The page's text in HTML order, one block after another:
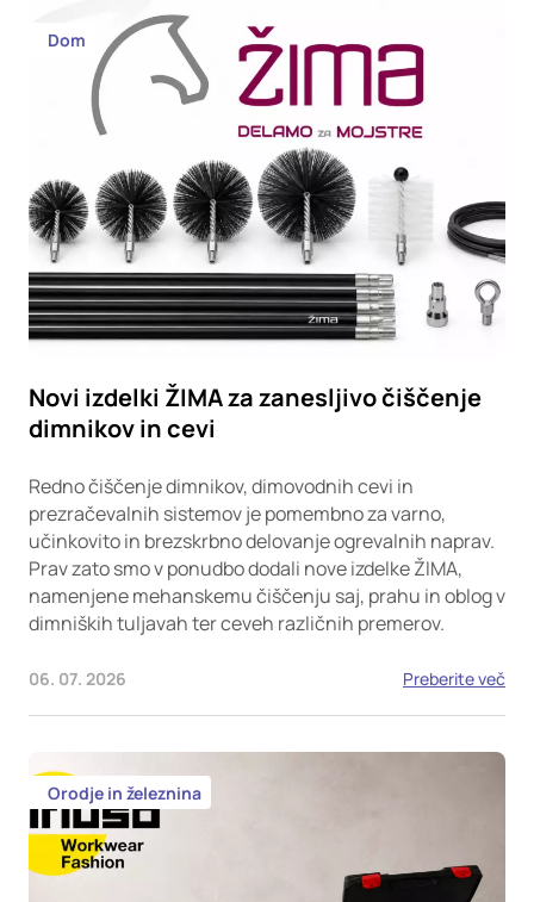
Dom
Novi izdelki ŽIMA za zanesljivo čiščenje
dimnikov in cevi
Redno čiščenje dimnikov, dimovodnih cevi in
prezračevalnih sistemov je pomembno za varno,
učinkovito in brezskrbno delovanje ogrevalnih naprav.
Prav zato smo v ponudbo dodali nove izdelke ŽIMA,
namenjene mehanskemu čiščenju saj, prahu in oblog v
dimniških tuljavah ter ceveh različnih premerov.
06. 07. 2026 Preberite več
Orodje in železnina